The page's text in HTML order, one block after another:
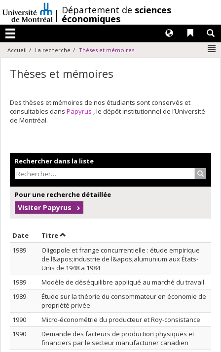
au
contenu
/Département de sciences
économiques
Menu
Liens
Langues
Accueil La recherche Thèses et mémoires
Thèses et mémoires
Des thèses et mémoires de nos étudiants sont conservés et
consultables dans Papyrus , le dépôt institutionnel de l’Université
de Montréal.
Rechercher dans la liste
Pour une recherche détaillée
Visiter Papyrus
Date Trier par date en ordre décroissant
TitreTrier par titre en ordre décroissant
1989
Oligopole et frange concurrentielle : étude empirique
de l&apos;industrie de l&apos;alumunium aux États-
Unis de 1948 a 1984
1989
Modèle de déséquilibre appliqué au marché du travail
1989
Étude sur la théorie du consommateur en économie de
propriété privée
1990
Micro-économétrie du producteur et Roy-consistance
1990
Demande des facteurs de production physiques et
financiers par le secteur manufacturier canadien